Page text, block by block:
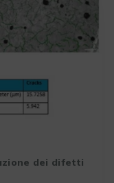
dei difetti